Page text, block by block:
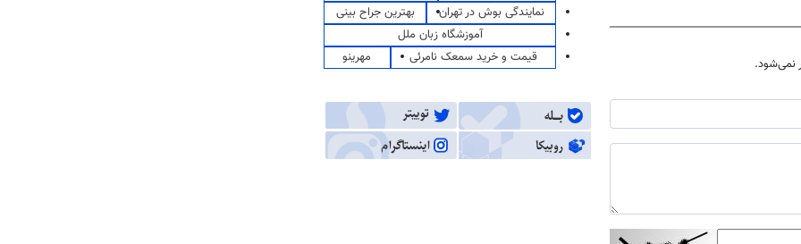
نمی‌شود.
نمایندگی بوش در تهران
بهترین جراح بینی
آموزشگاه زبان ملل
قیمت و خرید سمعک نامرئی
مهرینو